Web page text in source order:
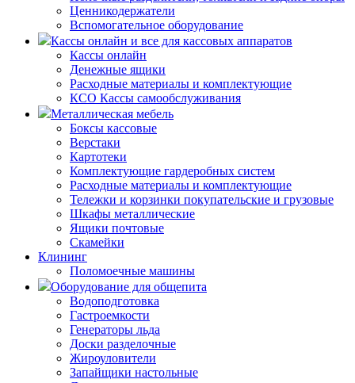
Ценникодержатели
Вспомогательное оборудование
Кассы онлайн и все для кассовых аппаратов
Кассы онлайн
Денежные ящики
Расходные материалы и комплектующие
КСО Кассы самообслуживания
Металлическая мебель
Боксы кассовые
Верстаки
Картотеки
Комплектующие гардеробных систем
Расходные материалы и комплектующие
Тележки и корзинки покупательские и грузовые
Шкафы металлические
Ящики почтовые
Скамейки
Клининг
Поломоечные машины
Оборудование для общепита
Водоподготовка
Гастроемкости
Генераторы льда
Доски разделочные
Жироуловители
Запайщики настольные